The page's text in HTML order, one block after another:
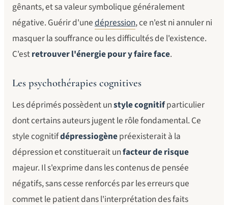
gênants, et sa valeur symbolique généralement
négative. Guérir d'unedépression, ce n'est ni annuler ni
masquer la souffrance ou les difficultés de l'existence.
C'estretrouver l'énergie pour y faire face.
Les psychothérapies cognitives
Les déprimés possèdent unstyle cognitifparticulier
dont certains auteurs jugent le rôle fondamental. Ce
style cognitifdépressiogènepréexisterait à la
dépression et constituerait unfacteur de risque
majeur. Il s'exprime dans les contenus de pensée
négatifs, sans cesse renforcés par les erreurs que
commet le patient dans l'interprétation des faits